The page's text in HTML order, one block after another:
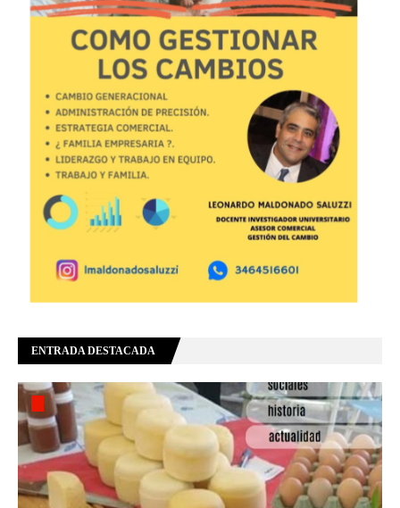
ENTRADA DESTACADA